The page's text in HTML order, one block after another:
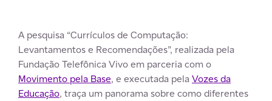
A pesquisa “Currículos de Computação:
Levantamentos e Recomendações”, realizada pela
Fundação Telefônica Vivo em parceria com o
Movimento pela Base, e executada pela Vozes da
Educação, traça um panorama sobre como diferentes